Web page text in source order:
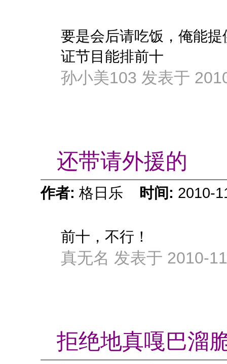
要是会后请吃饭，俺能
证节目能排前十
孙小美103 发表于
还带请外援的
作者: 格日乐 时间: 2010-
前十，不行！
真无名 发表于 2010-
拒绝地真嘎巴溜